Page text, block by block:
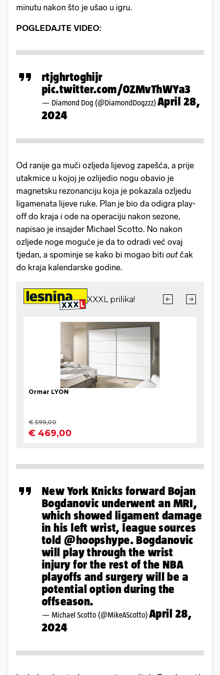
minutu nakon što je ušao u igru.
POGLEDAJTE VIDEO:
rtjghrtoghijr
pic.twitter.com/0ZMvThWYa3
— Diamond Dog (@DiamondDogzzz) April 28,
2024
Od ranije ga muči ozljeda lijevog zapešća, a prije
utakmice u kojoj je ozlijedio nogu obavio je
magnetsku rezonanciju koja je pokazala ozljedu
ligamenata lijeve ruke. Plan je bio da odigra play-
off do kraja i ode na operaciju nakon sezone,
napisao je insajder Michael Scotto. No nakon
ozljede noge moguće je da to odradi već ovaj
tjedan, a spominje se kako bi mogao biti outčak
do kraja kalendarske godine.
New York Knicks forward Bojan
Bogdanovic underwent an MRI,
which showed ligament damage
in his left wrist, league sources
told @hoopshype. Bogdanovic
will play through the wrist
injury for the rest of the NBA
playoffs and surgery will be a
potential option during the
offseason.
— Michael Scotto (@MikeAScotto) April 28,
2024